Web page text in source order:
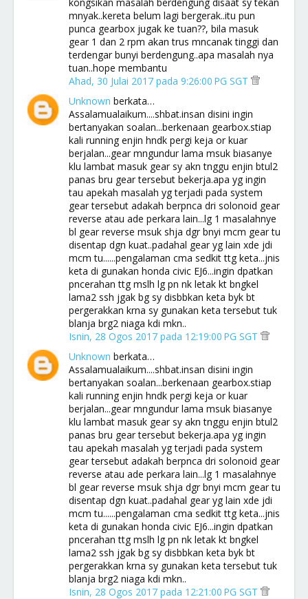
mnyak..kereta belum lagi bergerak..itu pun
punca gearbox jugak ke tuan??, bila masuk
gear 1 dan 2 rpm akan trus mncanak tinggi dan
terdengar bunyi berdengung..apa masalah nya
tuan..hope membantu
Ahad, 30 Julai 2017 pada 9:26:00 PG SGT
Unknown berkata…
Assalamualaikum....shbat.insan disini ingin
bertanyakan soalan...berkenaan gearbox.stiap
kali running enjin hndk pergi keja or kuar
berjalan...gear mngundur lama msuk biasanye
klu lambat masuk gear sy akn tnggu enjin btul2
panas bru gear tersebut bekerja.apa yg ingin
tau apekah masalah yg terjadi pada system
gear tersebut adakah berpnca dri solonoid gear
reverse atau ade perkara lain...lg 1 masalahnye
bl gear reverse msuk shja dgr bnyi mcm gear tu
disentap dgn kuat..padahal gear yg lain xde jdi
mcm tu......pengalaman cma sedkit ttg keta...jnis
keta di gunakan honda civic EJ6...ingin dpatkan
pncerahan ttg mslh lg pn nk letak kt bngkel
lama2 ssh jgak bg sy disbbkan keta byk bt
pergerakkan krna sy gunakan keta tersebut tuk
blanja brg2 niaga kdi mkn..
Isnin, 28 Ogos 2017 pada 12:19:00 PG SGT
Unknown berkata…
Assalamualaikum....shbat.insan disini ingin
bertanyakan soalan...berkenaan gearbox.stiap
kali running enjin hndk pergi keja or kuar
berjalan...gear mngundur lama msuk biasanye
klu lambat masuk gear sy akn tnggu enjin btul2
panas bru gear tersebut bekerja.apa yg ingin
tau apekah masalah yg terjadi pada system
gear tersebut adakah berpnca dri solonoid gear
reverse atau ade perkara lain...lg 1 masalahnye
bl gear reverse msuk shja dgr bnyi mcm gear tu
disentap dgn kuat..padahal gear yg lain xde jdi
mcm tu......pengalaman cma sedkit ttg keta...jnis
keta di gunakan honda civic EJ6...ingin dpatkan
pncerahan ttg mslh lg pn nk letak kt bngkel
lama2 ssh jgak bg sy disbbkan keta byk bt
pergerakkan krna sy gunakan keta tersebut tuk
blanja brg2 niaga kdi mkn..
Isnin, 28 Ogos 2017 pada 12:21:00 PG SGT